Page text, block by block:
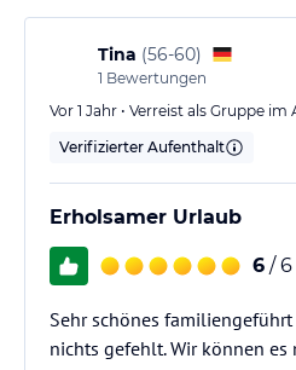
Tina (56-60)
1 Bewertungen
Vor 1 Jahr • Verreist als Gruppe
Verifizierter Aufenthalt
Erholsamer Urlaub
6 / 6
Sehr schönes
nichts gefehlt. Wir können